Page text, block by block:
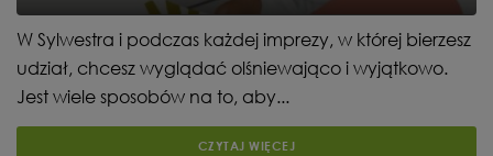
W Sylwestra i podczas każdej imprezy, w której bierzesz
udział, chcesz wyglądać olśniewająco i wyjątkowo.
Jest wiele sposobów na to, aby...
CZYTAJ WIĘCEJ